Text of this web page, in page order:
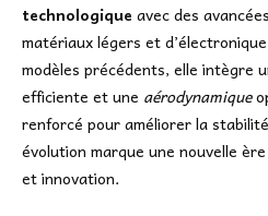
technologique avec des
matériaux légers et
modèles précédents, elle intègre
efficiente et une aérodynamique
renforcé pour améliorer la
évolution marque une nouvelle
et innovation.